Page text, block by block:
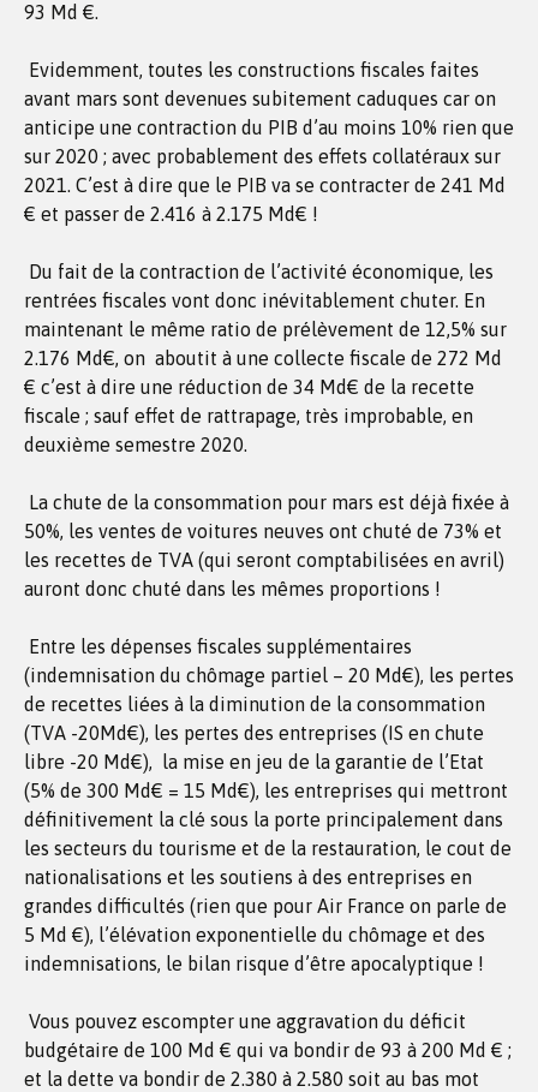
93 Md €.
Evidemment, toutes les constructions fiscales faites
avant mars sont devenues subitement caduques car on
anticipe une contraction du PIB d’au moins 10% rien que
sur 2020 ; avec probablement des effets collatéraux sur
2021. C’est à dire que le PIB va se contracter de 241 Md
€ et passer de 2.416 à 2.175 Md€ !
Du fait de la contraction de l’activité économique, les
rentrées fiscales vont donc inévitablement chuter. En
maintenant le même ratio de prélèvement de 12,5% sur
2.176 Md€, on aboutit à une collecte fiscale de 272 Md
€ c’est à dire une réduction de 34 Md€ de la recette
fiscale ; sauf effet de rattrapage, très improbable, en
deuxième semestre 2020.
La chute de la consommation pour mars est déjà fixée à
50%, les ventes de voitures neuves ont chuté de 73% et
les recettes de TVA (qui seront comptabilisées en avril)
auront donc chuté dans les mêmes proportions !
Entre les dépenses fiscales supplémentaires
(indemnisation du chômage partiel – 20 Md€), les pertes
de recettes liées à la diminution de la consommation
(TVA -20Md€), les pertes des entreprises (IS en chute
libre -20 Md€), la mise en jeu de la garantie de l’Etat
(5% de 300 Md€ = 15 Md€), les entreprises qui mettront
définitivement la clé sous la porte principalement dans
les secteurs du tourisme et de la restauration, le cout de
nationalisations et les soutiens à des entreprises en
grandes difficultés (rien que pour Air France on parle de
5 Md €), l’élévation exponentielle du chômage et des
indemnisations, le bilan risque d’être apocalyptique !
Vous pouvez escompter une aggravation du déficit
budgétaire de 100 Md € qui va bondir de 93 à 200 Md € ;
et la dette va bondir de 2.380 à 2.580 soit au bas mot